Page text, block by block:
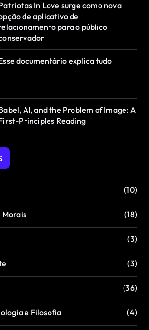
In Love surge como nova
de aplicativo de
para o público
documentário explica tudo
AI, and the Problem of Image: A
Principles Reading
(10)
Morais (18)
(3)
(3)
(36)
e Filosofia (4)